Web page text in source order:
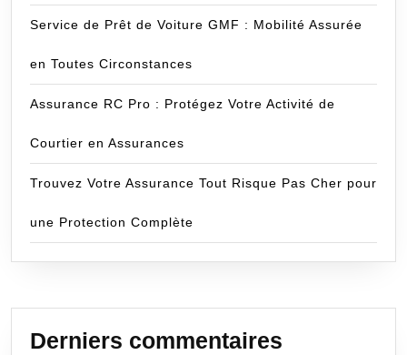
Service de Prêt de Voiture GMF : Mobilité Assurée
en Toutes Circonstances
Assurance RC Pro : Protégez Votre Activité de
Courtier en Assurances
Trouvez Votre Assurance Tout Risque Pas Cher pour
une Protection Complète
Derniers commentaires